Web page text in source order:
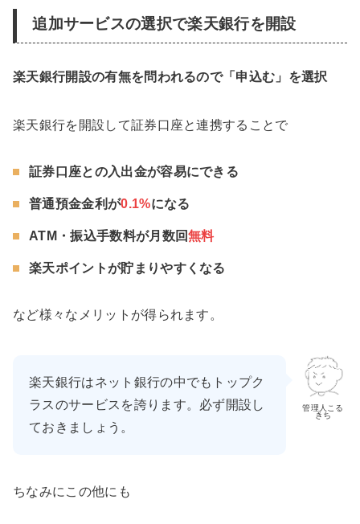
追加サービスの選択で楽天銀行を開設
楽天銀行開設の有無を問われるので「申込む」を選択
楽天銀行を開設して証券口座と連携することで
証券口座との入出金が容易にできる
普通預金金利が0.1%になる
ATM・振込手数料が月数回無料
楽天ポイントが貯まりやすくなる
など様々なメリットが得られます。
管理人こる
きち
楽天銀行はネット銀行の中でもトップク
ラスのサービスを誇ります。必ず開設し
ておきましょう。
ちなみにこの他にも